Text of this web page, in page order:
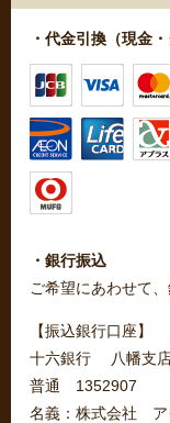
・代金引換（現金
・銀行振込
ご希望にあわせて
【振込銀行口座】
十六銀行 八幡支
普通 1352907
名義：株式会社 ア